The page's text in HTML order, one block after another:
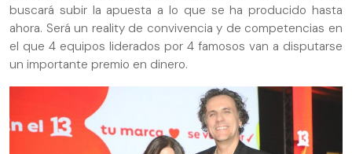
buscará subir la apuesta a lo que se ha producido hasta
ahora. Será un reality de convivencia y de competencias en
el que 4 equipos liderados por 4 famosos van a disputarse
un importante premio en dinero.